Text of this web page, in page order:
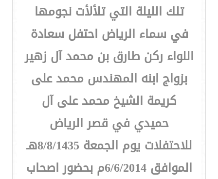
تلك الليلة التي تلألأت نجومها
في سماء الرياض احتفل سعادة
اللواء ركن طارق بن محمد آل زهير
بزواج ابنه المهندس محمد على
كريمة الشيخ محمد على آل
حميدي في قصر الرياض
للاحتفلات يوم الجمعة 8/8/1435هـ
الموافق 6/6/2014م بحضور اصحاب